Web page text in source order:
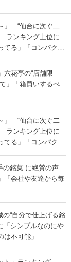
」 “仙台に次ぐ二
ランキング上位に
てる」「コンパクト
六花亭の“店舗限
」「箱買いするべ
」 “仙台に次ぐ二
ランキング上位に
てる」「コンパクト
の銘菓”に絶賛の声
「会社や友達から毎
“自分で仕上げる銘
「シンプルなのにや
不可能」